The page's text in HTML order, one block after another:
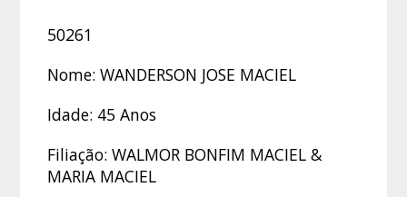
50261
Nome: WANDERSON JOSE MACIEL
Idade: 45 Anos
Filiação: WALMOR BONFIM MACIEL &
MARIA MACIEL